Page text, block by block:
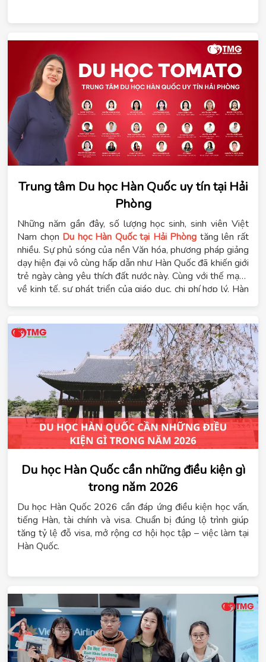
Trung tâm Du học Hàn Quốc uy tín tại Hải
Phòng
Những năm gần đây, số lượng học sinh, sinh viên Việt
Nam chọn Du học Hàn Quốc tại Hải Phòng tăng lên rất
nhiều. Sự phủ sóng của nền Văn hóa, phương pháp giảng
dạy hiện đại vô cùng hấp dẫn như Hàn Quốc đã khiến giới
trẻ ngày càng yêu thích đất nước này. Cùng với thế mạnh
về kinh tế, sự phát triển của giáo dục, chi phí hợp lý, Hàn
Du học Hàn Quốc cần những điều kiện gì
trong năm 2026
Du học Hàn Quốc 2026 cần đáp ứng điều kiện học vấn,
tiếng Hàn, tài chính và visa. Chuẩn bị đúng lộ trình giúp
tăng tỷ lệ đỗ visa, mở rộng cơ hội học tập – việc làm tại
Hàn Quốc.